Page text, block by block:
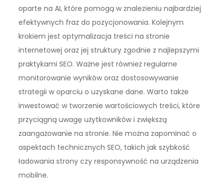
oparte na AI, które pomogą w znalezieniu najbardziej
efektywnych fraz do pozycjonowania. Kolejnym
krokiem jest optymalizacja treści na stronie
internetowej oraz jej struktury zgodnie z najlepszymi
praktykami SEO. Ważne jest również regularne
monitorowanie wyników oraz dostosowywanie
strategii w oparciu o uzyskane dane. Warto także
inwestować w tworzenie wartościowych treści, które
przyciągną uwagę użytkowników i zwiększą
zaangażowanie na stronie. Nie można zapominać o
aspektach technicznych SEO, takich jak szybkość
ładowania strony czy responsywność na urządzenia
mobilne.